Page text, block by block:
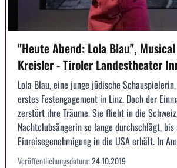
"Heute Abend: Lola Blau",
Kreisler - Tiroler Landestheater
Lola Blau, eine junge jüdische
erstes Festengagement in Linz. Doch der
zerstört ihre Träume. Sie flieht in die
Nachtclubsängerin so lange durchschlägt, bis
Einreisegenehmigung in die USA erhält. In
Veröffentlichungsdatum:24.10.2019